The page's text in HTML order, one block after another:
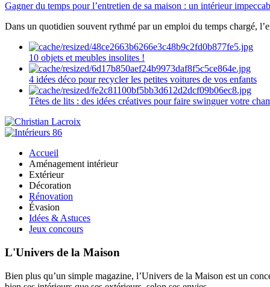
Gagner du temps pour l’entretien de sa maison : un intérieur
Dans un quotidien souvent rythmé par un emploi du temps chargé,
10 objets et meubles insolites !
4 idées déco pour recycler les petites voitures de vos enfants
Têtes de lits : des idées créatives pour faire swinguer votre
Accueil
Aménagement intérieur
Extérieur
Décoration
Rénovation
Évasion
Idées & Astuces
Jeux concours
L'Univers de la Maison
Bien plus qu’un simple magazine, l’Univers de la Maison est un